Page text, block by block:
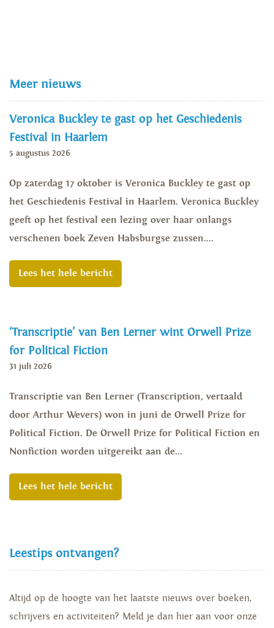
Meer nieuws
Veronica Buckley te gast op het Geschiedenis
Festival in Haarlem
5 augustus 2026
Op zaterdag 17 oktober is Veronica Buckley te gast op
het Geschiedenis Festival in Haarlem. Veronica Buckley
geeft op het festival een lezing over haar onlangs
verschenen boek Zeven Habsburgse zussen....
Lees het hele bericht
‘Transcriptie’ van Ben Lerner wint Orwell Prize
for Political Fiction
31 juli 2026
Transcriptie van Ben Lerner (Transcription, vertaald
door Arthur Wevers) won in juni de Orwell Prize for
Political Fiction. De Orwell Prize for Political Fiction en
Nonfiction worden uitgereikt aan de...
Lees het hele bericht
Leestips ontvangen?
Altijd op de hoogte van het laatste nieuws over boeken,
schrijvers en activiteiten? Meld je dan hier aan voor onze